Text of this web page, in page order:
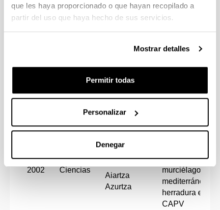
que les haya proporcionado o que hayan recopilado a
partir del uso que haya hecho de sus servicios.
Mostrar detalles
Permitir todas
Personalizar
Denegar
Inés Torres
usuario/máquina
con entrada de
restringidos: al
Embebido
2002 Ciencias
Aiartza
Azurtza
recuperación del
murciélago
mediterráneo de
herradura en la
CAPV